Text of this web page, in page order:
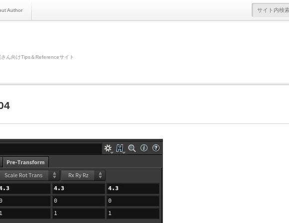
Author
ん向けTips＆Referenceサイト